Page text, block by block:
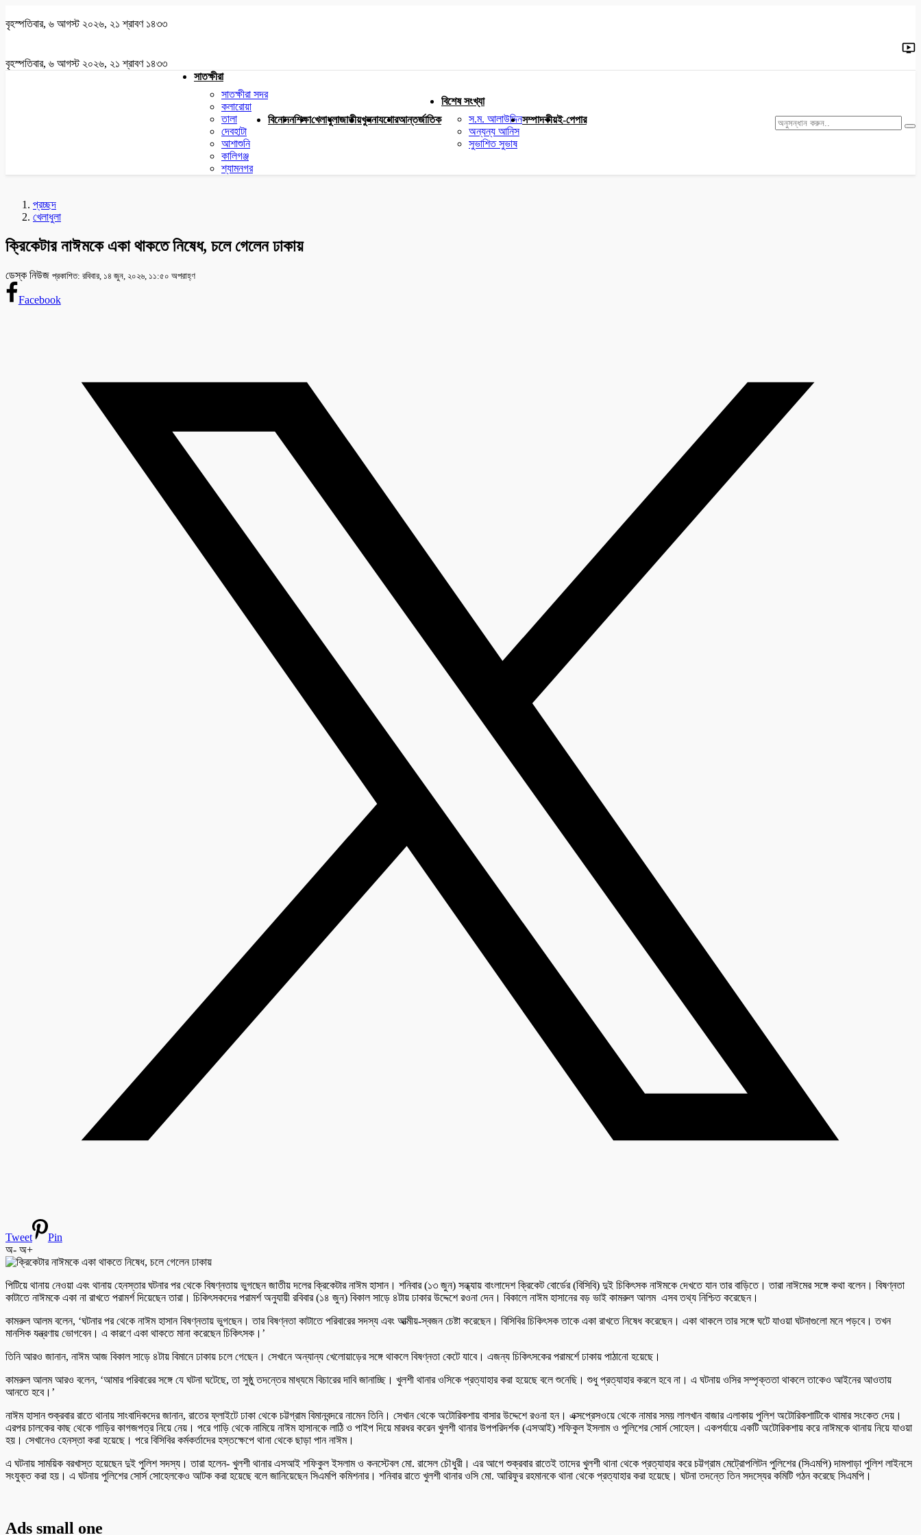
বৃহস্পতিবার, ৬ আগস্ট ২০২৬, ২১ শ্রাবণ ১৪৩৩
বৃহস্পতিবার, ৬ আগস্ট ২০২৬, ২১ শ্রাবণ ১৪৩৩
সাতক্ষীরা
সাতক্ষীরা সদর
কলারোয়া
তালা
দেবহাটা
আশাশুনি
কালিগঞ্জ
শ্যামনগর
বিনোদনশিক্ষাখেলাধুলাজাতীয়খুলনাযশোরআন্তর্জাতিক
বিশেষ সংখ্যা
স.ম. আলাউদ্দিন
অন্যন্য আনিস
সুভাশিত সুভাষ
সম্পাদকীয়ই-পেপার
প্রচ্ছদ
খেলাধুলা
ক্রিকেটার নাঈমকে একা থাকতে নিষেধ, চলে গেলেন ঢাকায়
ডেস্ক নিউজ প্রকাশিত: রবিবার, ১৪ জুন, ২০২৬, ১১:৫০ অপরাহ্ণ
Facebook
Tweet
Pin
অ- অ+
পিটিয়ে থানায় নেওয়া এবং থানায় হেনস্তার ঘটনার পর থেকে বিষণ্নতায় ভুগছেন জাতীয় দলের ক্রিকেটার নাঈম হাসান। শনিবার (১৩ জুন) সন্ধ্যায় বাংলাদেশ ক্রিকেট বোর্ডের (বিসিবি) দুই চিকিৎসক নাঈমকে দেখতে যান তার বাড়িতে। তারা নাঈমের সঙ্গে কথা বলেন। বিষণ্নতা
কাটাতে নাঈমকে একা না রাখতে পরামর্শ দিয়েছেন তারা। চিকিৎসকদের পরামর্শ অনুযায়ী রবিবার (১৪ জুন) বিকাল সাড়ে ৪টায় ঢাকার উদ্দেশে রওনা দেন। বিকালে নাঈম হাসানের বড় ভাই কামরুল আলম এসব তথ্য নিশ্চিত করেছেন।
কামরুল আলম বলেন, ‘ঘটনার পর থেকে নাঈম হাসান বিষণ্নতায় ভুগছেন। তার বিষণ্নতা কাটাতে পরিবারের সদস্য এবং আত্মীয়-স্বজন চেষ্টা করেছেন। বিসিবির চিকিৎসক তাকে একা রাখতে নিষেধ করেছেন। একা থাকলে তার সঙ্গে ঘটে যাওয়া ঘটনাগুলো মনে পড়বে। তখন
মানসিক যন্ত্রণায় ভোগবেন। এ কারণে একা থাকতে মানা করেছেন চিকিৎসক।’
তিনি আরও জানান, নাঈম আজ বিকাল সাড়ে ৪টায় বিমানে ঢাকায় চলে গেছেন। সেখানে অন্যান্য খেলোয়াড়ের সঙ্গে থাকলে বিষণ্নতা কেটে যাবে। এজন্য চিকিৎসকের পরামর্শে ঢাকায় পাঠানো হয়েছে।
কামরুল আলম আরও বলেন, ‘আমার পরিবারের সঙ্গে যে ঘটনা ঘটেছে, তা সুষ্ঠু তদন্তের মাধ্যমে বিচারের দাবি জানাচ্ছি। খুলশী থানার ওসিকে প্রত্যাহার করা হয়েছে বলে শুনেছি। শুধু প্রত্যাহার করলে হবে না। এ ঘটনায় ওসির সম্পৃক্ততা থাকলে তাকেও আইনের আওতায়
আনতে হবে।’
নাঈম হাসান শুক্রবার রাতে থানায় সাংবাদিকদের জানান, রাতের ফ্লাইটে ঢাকা থেকে চট্টগ্রাম বিমানবন্দরে নামেন তিনি। সেখান থেকে অটোরিকশায় বাসার উদ্দেশে রওনা হন। এক্সপ্রেসওয়ে থেকে নামার সময় লালখান বাজার এলাকায় পুলিশ অটোরিকশাটিকে থামার সংকেত দেয়।
এরপর চালকের কাছ থেকে গাড়ির কাগজপত্র নিয়ে নেয়। পরে গাড়ি থেকে নামিয়ে নাঈম হাসানকে লাঠি ও পাইপ দিয়ে মারধর করেন খুলশী থানার উপপরিদর্শক (এসআই) শফিকুল ইসলাম ও পুলিশের সোর্স সোহেল। একপর্যায়ে একটি অটোরিকশায় করে নাঈমকে থানায় নিয়ে যাওয়া
হয়। সেখানেও হেনস্তা করা হয়েছে। পরে বিসিবির কর্মকর্তাদের হস্তক্ষেপে থানা থেকে ছাড়া পান নাঈম।
এ ঘটনায় সাময়িক বরখাস্ত হয়েছেন দুই পুলিশ সদস্য। তারা হলেন- খুলশী থানার এসআই শফিকুল ইসলাম ও কনস্টেবল মো. রাসেল চৌধুরী। এর আগে শুক্রবার রাতেই তাদের খুলশী থানা থেকে প্রত্যাহার করে চট্টগ্রাম মেট্রোপলিটন পুলিশের (সিএমপি) দামপাড়া পুলিশ লাইনসে
সংযুক্ত করা হয়। এ ঘটনায় পুলিশের সোর্স সোহেলকেও আটক করা হয়েছে বলে জানিয়েছেন সিএমপি কমিশনার। শনিবার রাতে খুলশী থানার ওসি মো. আরিফুর রহমানকে থানা থেকে প্রত্যাহার করা হয়েছে। ঘটনা তদন্তে তিন সদস্যের কমিটি গঠন করেছে সিএমপি।
Ads small one